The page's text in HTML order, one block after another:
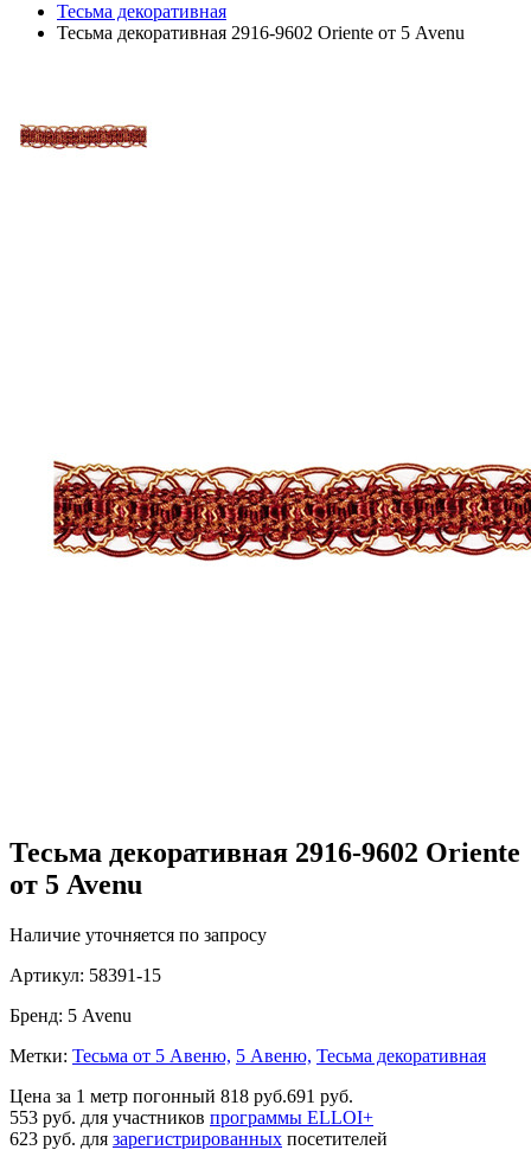
Тесьма декоративная
Тесьма декоративная 2916-9602 Oriente от 5 Avenu
Тесьма декоративная 2916-9602 Oriente
от 5 Avenu
Наличие уточняется по запросу
Артикул: 58391-15
Бренд: 5 Avenu
Метки: Тесьма от 5 Авеню, 5 Авеню, Тесьма декоративная
Цена за 1 метр погонный 818 руб.691 руб.
553 руб. для участников программы ELLOI+
623 руб. для зарегистрированных посетителей